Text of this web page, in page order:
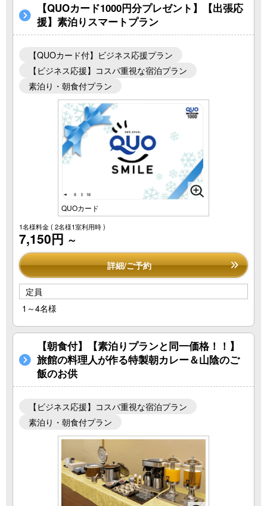
【QUOカード1000円分プレゼント】【出張応
援】素泊りスマートプラン
【QUOカード付】ビジネス応援プラン
【ビジネス応援】コスパ重視な宿泊プラン
素泊り・朝食付プラン
QUOカード
1名様料金( 2名様1室利用時 )
7,150円 ～
詳細/ご予約
定員
1～4名様
【朝食付】【素泊りプランと同一価格！！】
旅館の料理人が作る特製朝カレー＆山陰のご
飯のお供
【ビジネス応援】コスパ重視な宿泊プラン
素泊り・朝食付プラン